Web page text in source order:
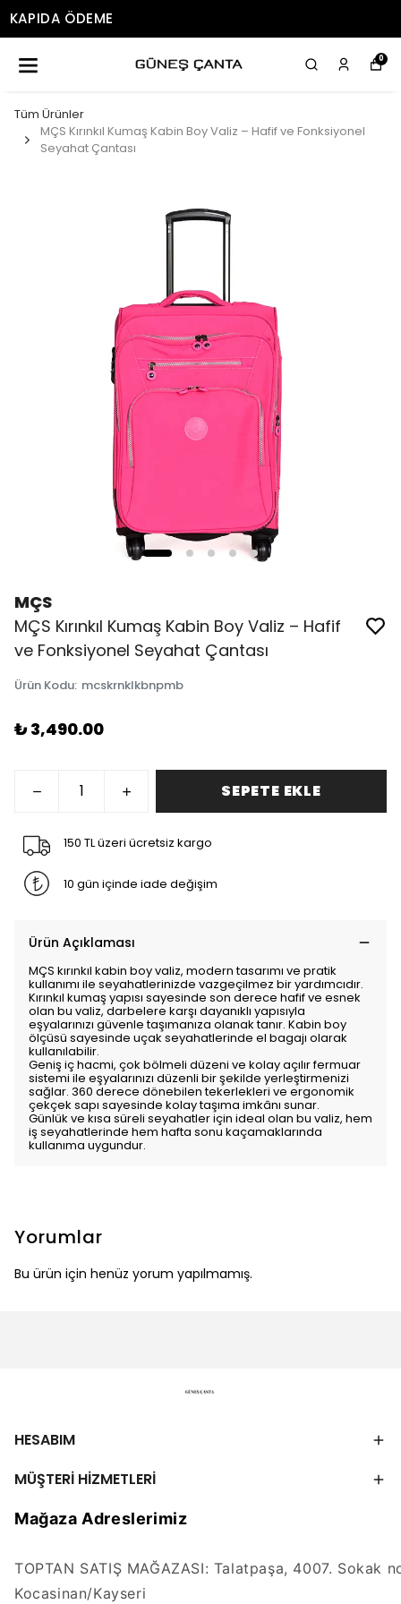
0
Tüm Ürünler
MÇS Kırınkıl Kumaş Kabin Boy Valiz – Hafif ve Fonksiyonel
Seyahat Çantası
MÇS
MÇS Kırınkıl Kumaş Kabin Boy Valiz – Hafif
ve Fonksiyonel Seyahat Çantası
Ürün Kodu: mcskrnklkbnpmb
₺ 3,490.00
SEPETE EKLE
150 TL üzeri ücretsiz kargo
10 gün içinde iade değişim
Ürün Açıklaması
MÇS kırınkıl kabin boy valiz, modern tasarımı ve pratik
kullanımı ile seyahatlerinizde vazgeçilmez bir yardımcıdır.
Kırınkıl kumaş yapısı sayesinde son derece hafif ve esnek
olan bu valiz, darbelere karşı dayanıklı yapısıyla
eşyalarınızı güvenle taşımanıza olanak tanır. Kabin boy
ölçüsü sayesinde uçak seyahatlerinde el bagajı olarak
kullanılabilir.
Geniş iç hacmi, çok bölmeli düzeni ve kolay açılır fermuar
sistemi ile eşyalarınızı düzenli bir şekilde yerleştirmenizi
sağlar. 360 derece dönebilen tekerlekleri ve ergonomik
çekçek sapı sayesinde kolay taşıma imkânı sunar.
Günlük ve kısa süreli seyahatler için ideal olan bu valiz, hem
iş seyahatlerinde hem hafta sonu kaçamaklarında
kullanıma uygundur.
Yorumlar
Bu ürün için henüz yorum yapılmamış.
HESABIM
MÜŞTERİ HİZMETLERİ
Mağaza Adreslerimiz
TOPTAN SATIŞ MAĞAZASI: Talatpaşa, 4007. Sokak
Kocasinan/Kayseri